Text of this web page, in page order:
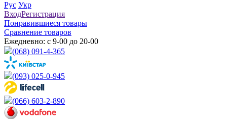
Рус Укр
ВходРегистрация
Понравившиеся товары
Сравнение товаров
Ежедневно: с 9-00 до 20-00
(068) 091-4-365
(093) 025-0-945
(066) 603-2-890